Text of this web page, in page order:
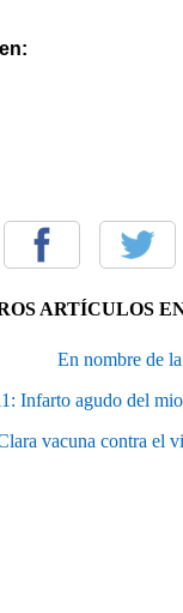
ARTÍCULOS
En nombre de
agudo del
vacuna contra el